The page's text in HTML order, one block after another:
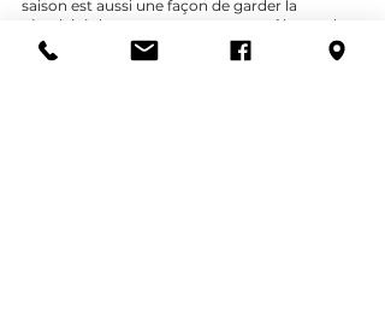
saison est aussi une façon de garder la
réactivité de votre peau sous contrôle, en plus
d'être un moment de détente qui vous fera à
vous, et à votre peau, le plus grand bien!